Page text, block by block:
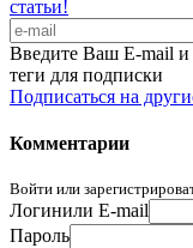
статьи!
Введите Ваш E-mail и
теги для подписки
Подписаться на
Комментарии
Войти или
Логинили E-mail
Пароль